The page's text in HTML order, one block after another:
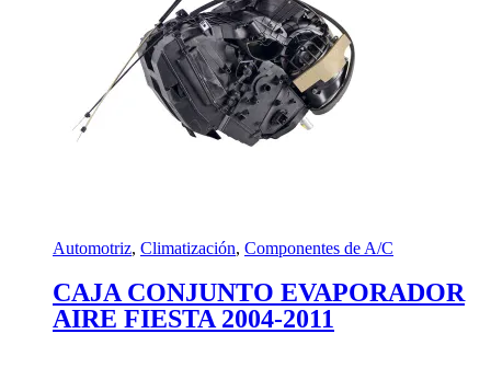
Automotriz, Climatización, Componentes de A/C
CAJA CONJUNTO EVAPORADOR
AIRE FIESTA 2004-2011